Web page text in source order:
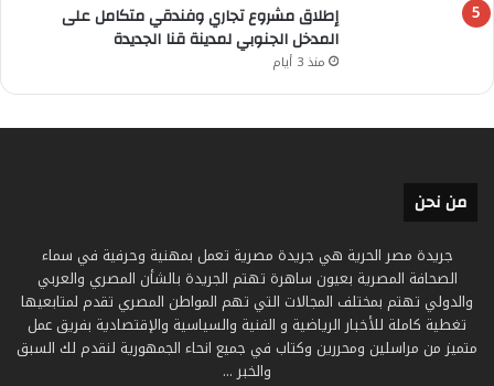
إطلاق مشروع تجاري وفندقي متكامل على
المدخل الجنوبي لمدينة قنا الجديدة
منذ 3 أيام
من نحن
جريدة مصر الحرية هي جريدة مصرية تعمل بمهنية وحرفية في سماء
الصحافة المصرية بعيون ساهرة تهتم الجريدة بالشأن المصري والعربي
والدولي تهتم بمختلف المجالات التي تهم المواطن المصري تقدم لمتابعيها
تغطية كاملة للأخبار الرياضية و الفنية والسياسية والإقتصادية بفريق عمل
متميز من مراسلين ومحررين وكتاب في جميع انحاء الجمهورية لنقدم لك السبق
والخبر ...